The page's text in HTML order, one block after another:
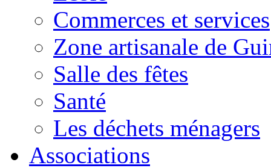
Commerces et services
Zone artisanale de
Salle des fêtes
Santé
Les déchets ménagers
Associations